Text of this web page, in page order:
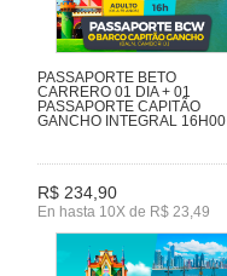
PASSAPORTE BETO
CARRERO 01 DIA + 01
PASSAPORTE CAPITÃO
GANCHO INTEGRAL 16H00
R$ 234,90
En hasta 10X de R$ 23,49